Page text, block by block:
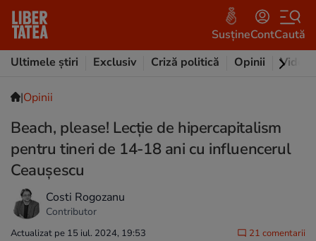
SusțineContCaută
Ultimele știri
Exclusiv Criză politică Opinii Video
|Opinii
Beach, please! Lecție de hipercapitalism
pentru tineri de 14-18 ani cu influencerul
Ceaușescu
Costi Rogozanu
Contributor
Actualizat pe 15 iul. 2024, 19:53 21 comentarii